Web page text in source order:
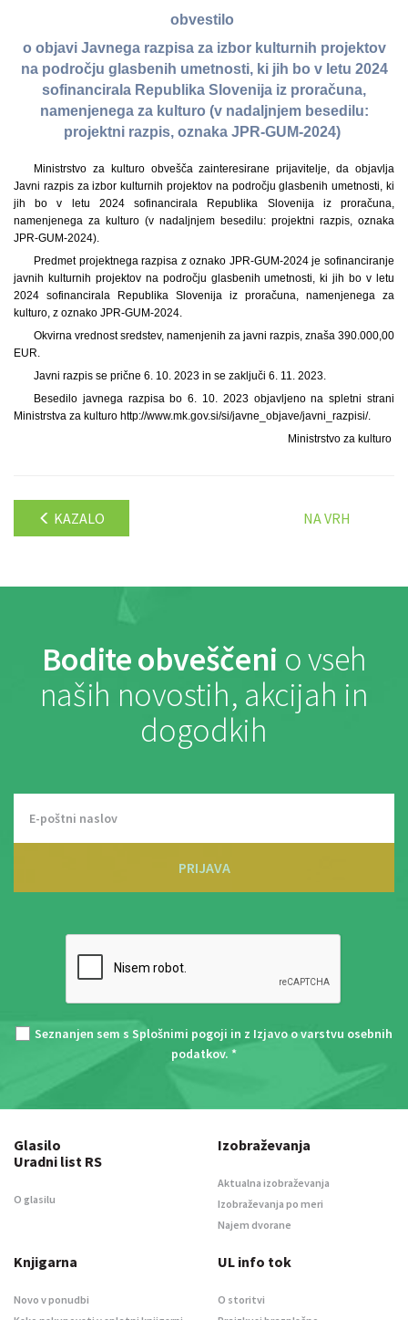
obvestilo
o objavi Javnega razpisa za izbor kulturnih projektov
na področju glasbenih umetnosti, ki jih bo v letu 2024
sofinancirala Republika Slovenija iz proračuna,
namenjenega za kulturo (v nadaljnjem besedilu:
projektni razpis, oznaka JPR-GUM-2024)
Ministrstvo za kulturo obvešča zainteresirane prijavitelje, da objavlja
Javni razpis za izbor kulturnih projektov na področju glasbenih umetnosti, ki
jih bo v letu 2024 sofinancirala Republika Slovenija iz proračuna,
namenjenega za kulturo (v nadaljnjem besedilu: projektni razpis, oznaka
JPR-GUM-2024).
Predmet projektnega razpisa z oznako JPR-GUM-2024 je sofinanciranje
javnih kulturnih projektov na področju glasbenih umetnosti, ki jih bo v letu
2024 sofinancirala Republika Slovenija iz proračuna, namenjenega za
kulturo, z oznako JPR-GUM-2024.
Okvirna vrednost sredstev, namenjenih za javni razpis, znaša 390.000,00
EUR.
Javni razpis se prične 6. 10. 2023 in se zaključi 6. 11. 2023.
Besedilo javnega razpisa bo 6. 10. 2023 objavljeno na spletni strani
Ministrstva za kulturo http://www.mk.gov.si/si/javne_objave/javni_razpisi/.
Ministrstvo za kulturo
KAZALO NA VRH
Bodite obveščeni o vseh
naših novostih, akcijah in
dogodkih
PRIJAVA
Seznanjen sem s Splošnimi pogoji in z Izjavo o varstvu osebnih
podatkov. *
Glasilo
Uradni list RS
O glasilu
Izobraževanja
Aktualna izobraževanja
Izobraževanja po meri
Najem dvorane
Knjigarna
Novo v ponudbi
UL info tok
O storitvi